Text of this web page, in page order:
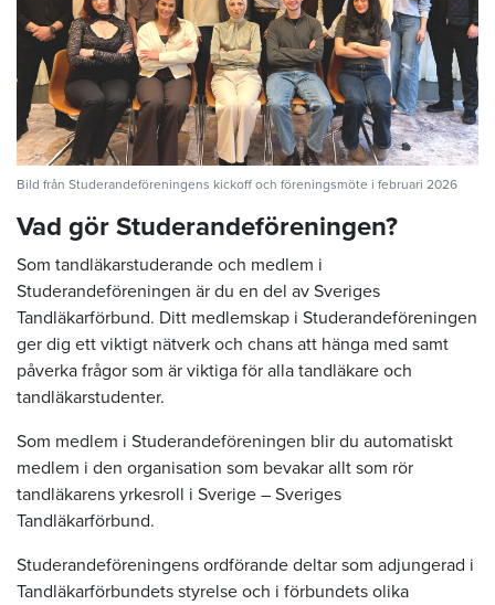
Bild från Studerandeföreningens kickoff och föreningsmöte i februari 2026
Vad gör Studerandeföreningen?
Som tandläkarstuderande och medlem i
Studerandeföreningen är du en del av Sveriges
Tandläkarförbund. Ditt medlemskap i Studerandeföreningen
ger dig ett viktigt nätverk och chans att hänga med samt
påverka frågor som är viktiga för alla tandläkare och
tandläkarstudenter.
Som medlem i Studerandeföreningen blir du automatiskt
medlem i den organisation som bevakar allt som rör
tandläkarens yrkesroll i Sverige – Sveriges
Tandläkarförbund.
Studerandeföreningens ordförande deltar som adjungerad i
Tandläkarförbundets styrelse och i förbundets olika